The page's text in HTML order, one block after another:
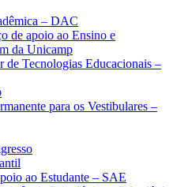
– DAC
de apoio ao Ensino e
da Unicamp
de Tecnologias Educacionais –
para os Vestibulares –
ao Estudante – SAE